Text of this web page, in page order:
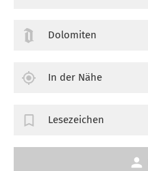
Dolomiten
In der Nähe
Lesezeichen